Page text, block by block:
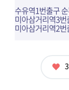
수유역1번출구
미아삼거리역3
미아삼거리역2